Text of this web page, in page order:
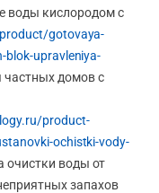
воды кислородом с
gotovaya-
blok-upravleniya-
частных домов с
product-
ochistki-vody-
очистки воды от
запахов